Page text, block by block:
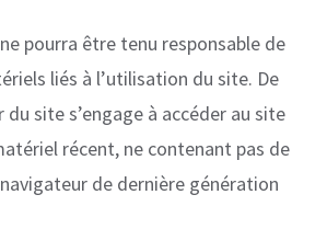
pourra être tenu responsable de
liés à l’utilisation du site. De
du site s’engage à accéder au site
récent, ne contenant pas de
de dernière génération